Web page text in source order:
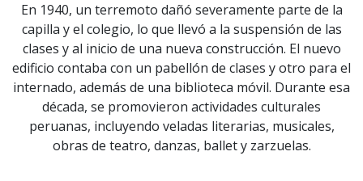
En 1940, un terremoto dañó severamente parte de la
capilla y el colegio, lo que llevó a la suspensión de las
clases y al inicio de una nueva construcción. El nuevo
edificio contaba con un pabellón de clases y otro para el
internado, además de una biblioteca móvil. Durante esa
década, se promovieron actividades culturales
peruanas, incluyendo veladas literarias, musicales,
obras de teatro, danzas, ballet y zarzuelas.